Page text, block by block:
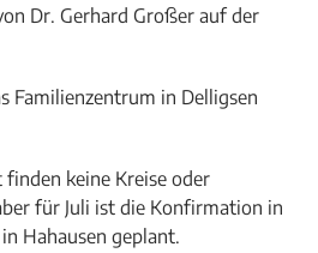
Dr. Gerhard Großer auf der
Familienzentrum in Delligsen
keine Kreise oder
für Juli ist die Konfirmation in
Hahausen geplant.